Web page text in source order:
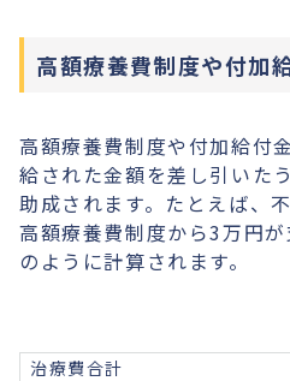
高額療養費制度や付加
高額療養費制度や付加給付
給された金額を差し引いた
助成されます。たとえば、
高額療養費制度から3万円
のように計算されます。
治療費合計